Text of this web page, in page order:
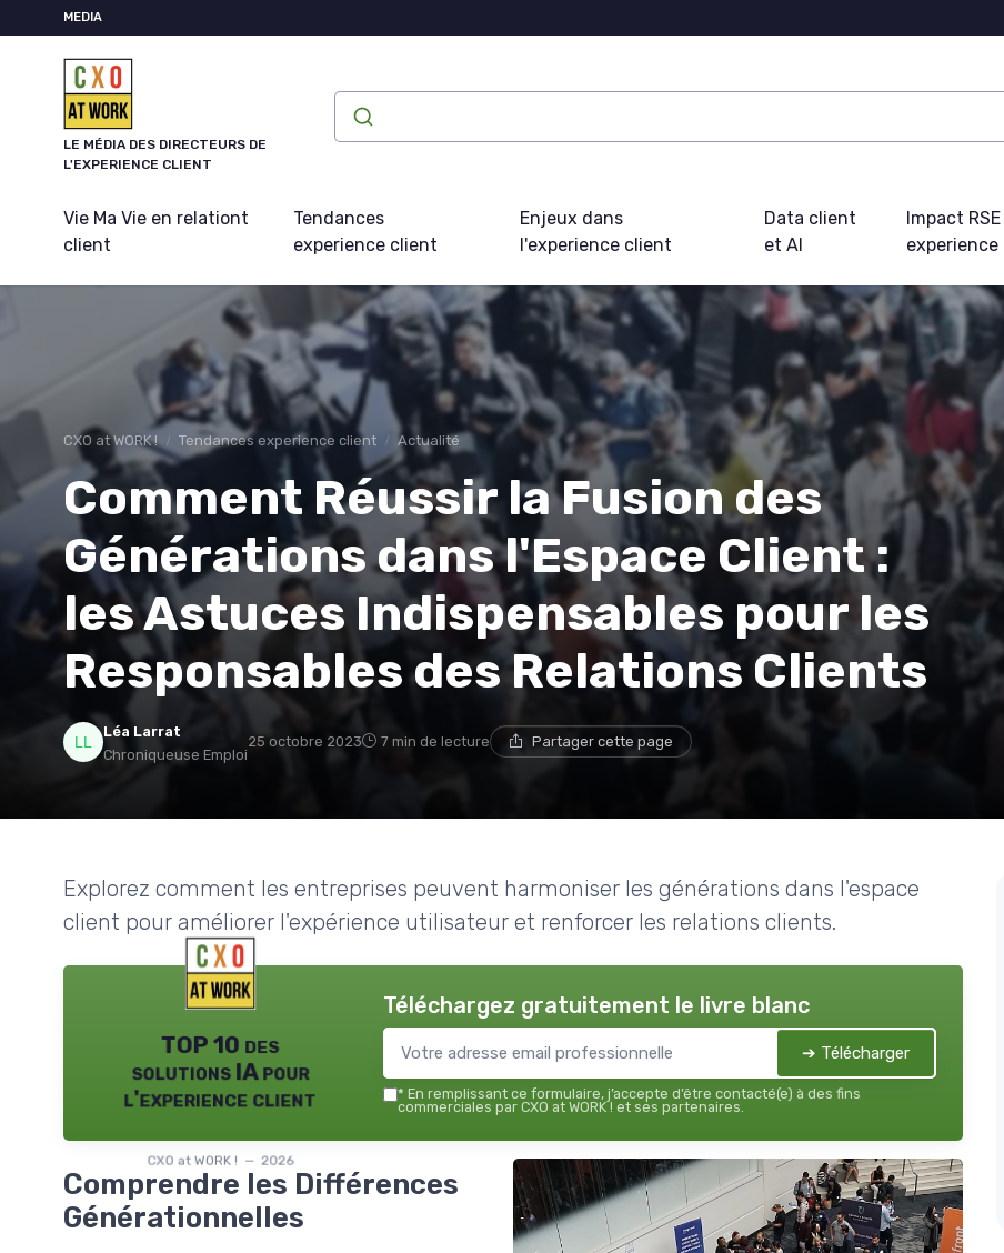
MEDIA
LE MÉDIA DES DIRECTEURS DE
L'EXPERIENCE CLIENT
Vie Ma Vie en relationt
client
Tendances
experience client
Enjeux dans
l'experience client
Data client
et AI
Impact
CXO at WORK ! Tendances experience client Actualité
Comment Réussir la Fusion des
Générations dans l'Espace Client :
les Astuces Indispensables pour les
Responsables des Relations Clients
Léa Larrat
Chroniqueuse Emploi
25 octobre 2023 7 min de lecture Partager cette page
Explorez comment les entreprises peuvent harmoniser les générations dans l'espace
client pour améliorer l'expérience utilisateur et renforcer les relations clients.
TOP 10 des
solutions IA pour
l'experience client
CXO at WORK ! — 2026
Téléchargez gratuitement le livre blanc
➔ Télécharger
* En remplissant ce formulaire, j’accepte d’être contacté(e) à des fins
commerciales par CXO at WORK ! et ses partenaires.
Comprendre les Différences
Générationnelles
Panneau de gestion des cookies